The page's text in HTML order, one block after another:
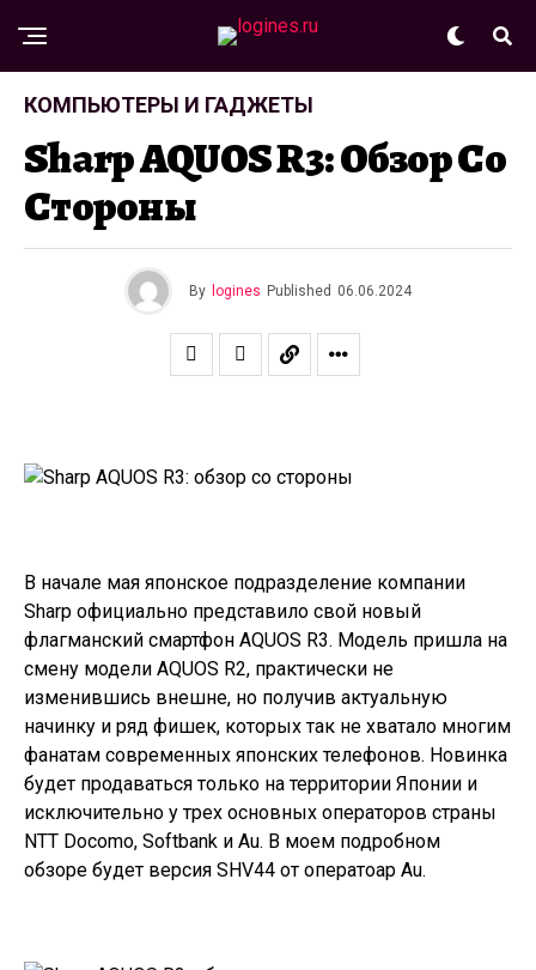
КОМПЬЮТЕРЫ И ГАДЖЕТЫ
Sharp AQUOS R3: Обзор Со
Стороны
By logines Published 06.06.2024
В начале мая японское подразделение компании
Sharp официально представило свой новый
флагманский смартфон AQUOS R3. Модель пришла на
смену модели AQUOS R2, практически не
изменившись внешне, но получив актуальную
начинку и ряд фишек, которых так не хватало многим
фанатам современных японских телефонов. Новинка
будет продаваться только на территории Японии и
исключительно у трех основных операторов страны
NTT Docomo, Softbank и Au. В моем подробном
обзоре будет версия SHV44 от оператоар Au.